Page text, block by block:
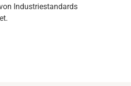
Industriestandards
.